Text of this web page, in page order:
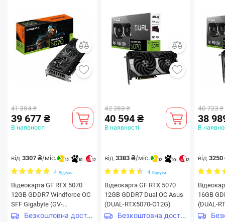
41 394 ₴
39 677 ₴
В наявності
від 3307 ₴/міс. 12 10 12
4 Відгуки
Відеокарта GF RTX 5070
12GB GDDR7 Windforce OC
SFF Gigabyte (GV-
N5070WF3OC-12GD)
Безкоштовна доставка
42 289 ₴
40 594 ₴
В наявності
від 3383 ₴/міс. 12 10 12
4 Відгуки
Відеокарта GF RTX 5070
12GB GDDR7 Dual OC Asus
(DUAL-RTX5070-O12G)
Безкоштовна доставка
40 723 ₴
38
В
від 3250
16GB
(DUAL-